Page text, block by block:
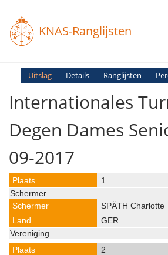
KNAS-Ranglijsten
Uitslag Details Ranglijsten
Internationales
Degen Dames
09-2017
1
SPÄTH Charlotte
GER
2